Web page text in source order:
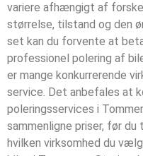
variere afhængigt af
størrelse, tilstand og den
set kan du forvente at
professionel polering af
er mange konkurrerende
service. Det anbefales at
poleringsservices i
sammenligne priser, før
hvilken virksomhed du